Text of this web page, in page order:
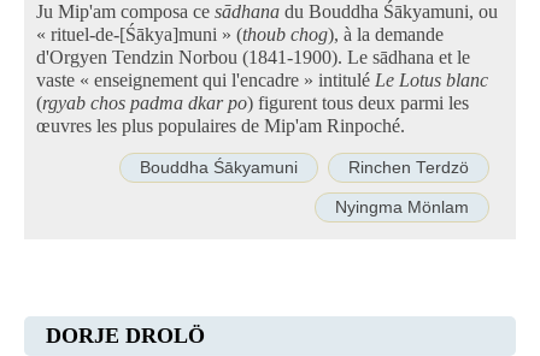
Ju Mip'am composa ce sādhana du Bouddha Śākyamuni, ou
« rituel-de-[Śākya]muni » (thoub chog), à la demande
d'Orgyen Tendzin Norbou (1841-1900). Le sādhana et le
vaste « enseignement qui l'encadre » intitulé Le Lotus blanc
(rgyab chos padma dkar po) figurent tous deux parmi les
œuvres les plus populaires de Mip'am Rinpoché.
Bouddha Śākyamuni Rinchen Terdzö
Nyingma Mönlam
DORJE DROLÖ